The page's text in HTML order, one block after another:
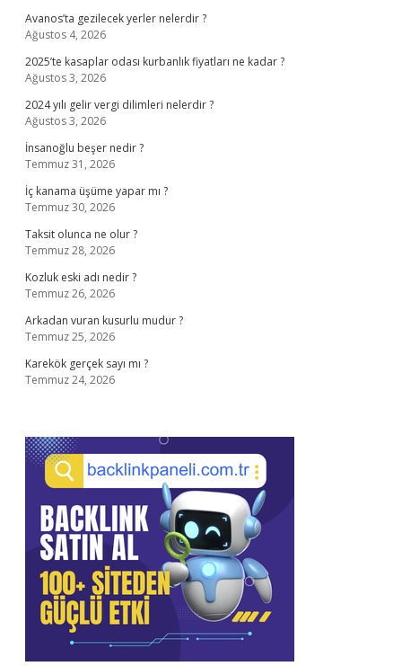
Avanos’ta gezilecek yerler nelerdir ?
Ağustos 4, 2026
2025’te kasaplar odası kurbanlık fiyatları ne kadar ?
Ağustos 3, 2026
2024 yılı gelir vergi dilimleri nelerdir ?
Ağustos 3, 2026
İnsanoğlu beşer nedir ?
Temmuz 31, 2026
İç kanama üşüme yapar mı ?
Temmuz 30, 2026
Taksit olunca ne olur ?
Temmuz 28, 2026
Kozluk eski adı nedir ?
Temmuz 26, 2026
Arkadan vuran kusurlu mudur ?
Temmuz 25, 2026
Karekök gerçek sayı mı ?
Temmuz 24, 2026